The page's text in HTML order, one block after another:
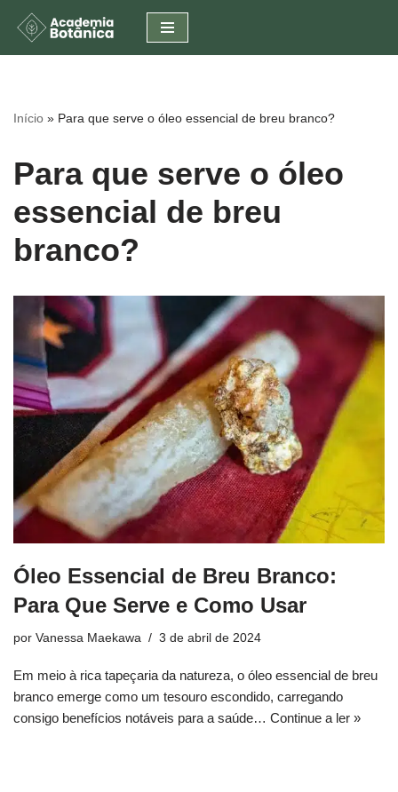
Pular
conteúdo
Início » Para que serve o óleo essencial de breu branco?
Para que serve o óleo
essencial de breu
branco?
Óleo Essencial de Breu Branco:
Para Que Serve e Como Usar
por Vanessa Maekawa 3 de abril de 2024
Em meio à rica tapeçaria da natureza, o óleo essencial de breu
branco emerge como um tesouro escondido, carregando
consigo benefícios notáveis para a saúde… Continue a ler »